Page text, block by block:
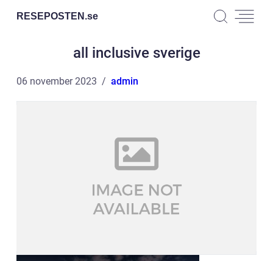
RESEPOSTEN.se
all inclusive sverige
06 november 2023 admin